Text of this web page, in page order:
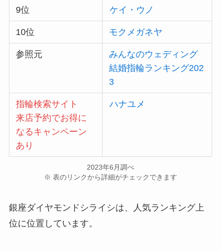
9位 ケイ・ウノ
10位 モクメガネヤ
参照元
みんなのウェディング
結婚指輪ランキング202
3
指輪検索サイト
来店予約でお得に
なるキャンペーン
あり
ハナユメ
2023年6月調べ
※ 表のリンクから詳細がチェックできます
銀座ダイヤモンドシライシは、人気ランキング上
位に位置しています。